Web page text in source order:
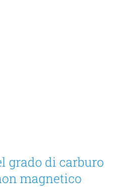
grado di carburo
magnetico